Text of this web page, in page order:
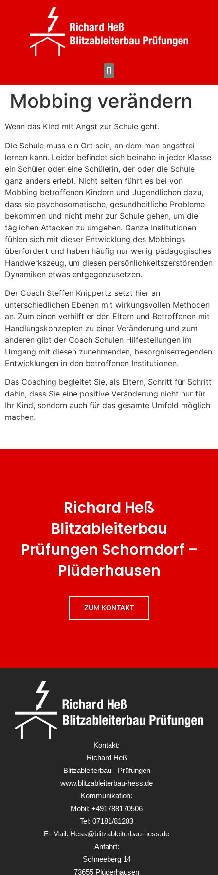
Mobbing verändern
Wenn das Kind mit Angst zur Schule geht.
Die Schule muss ein Ort sein, an dem man angstfrei
lernen kann. Leider befindet sich beinahe in jeder Klasse
ein Schüler oder eine Schülerin, der oder die Schule
ganz anders erlebt. Nicht selten führt es bei von
Mobbing betroffenen Kindern und Jugendlichen dazu,
dass sie psychosomatische, gesundheitliche Probleme
bekommen und nicht mehr zur Schule gehen, um die
täglichen Attacken zu umgehen. Ganze Institutionen
fühlen sich mit dieser Entwicklung des Mobbings
überfordert und haben häufig nur wenig pädagogisches
Handwerkszeug, um diesen persönlichkeitszerstörenden
Dynamiken etwas entgegenzusetzen.
Der Coach Steffen Knippertz setzt hier an
unterschiedlichen Ebenen mit wirkungsvollen Methoden
an. Zum einen verhilft er den Eltern und Betroffenen mit
Handlungskonzepten zu einer Veränderung und zum
anderen gibt der Coach Schulen Hilfestellungen im
Umgang mit diesen zunehmenden, besorgniserregenden
Entwicklungen in den betroffenen Institutionen.
Das Coaching begleitet Sie, als Eltern, Schritt für Schritt
dahin, dass Sie eine positive Veränderung nicht nur für
Ihr Kind, sondern auch für das gesamte Umfeld möglich
machen.
Richard Heß
Blitzableiterbau
Prüfungen Schorndorf –
Plüderhausen
ZUM KONTAKT
Kontakt:
Richard Heß
Blitzableiterbau - Prüfungen
www.blitzableiterbau-hess.de
Kommunikation:
Mobil: +491788170506
Tel: 07181/81283
E- Mail: Hess@blitzableiterbau-hess.de
Anfahrt:
Schneeberg 14
73655 Plüderhausen